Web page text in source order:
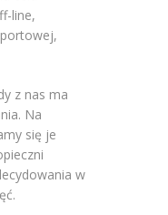
line,
z nas ma
Na
się je
w